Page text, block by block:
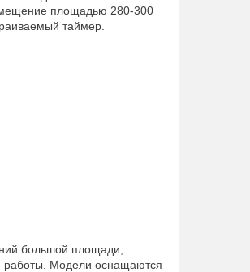
площадью 280-300
таймер.
большой площади,
Модели оснащаются